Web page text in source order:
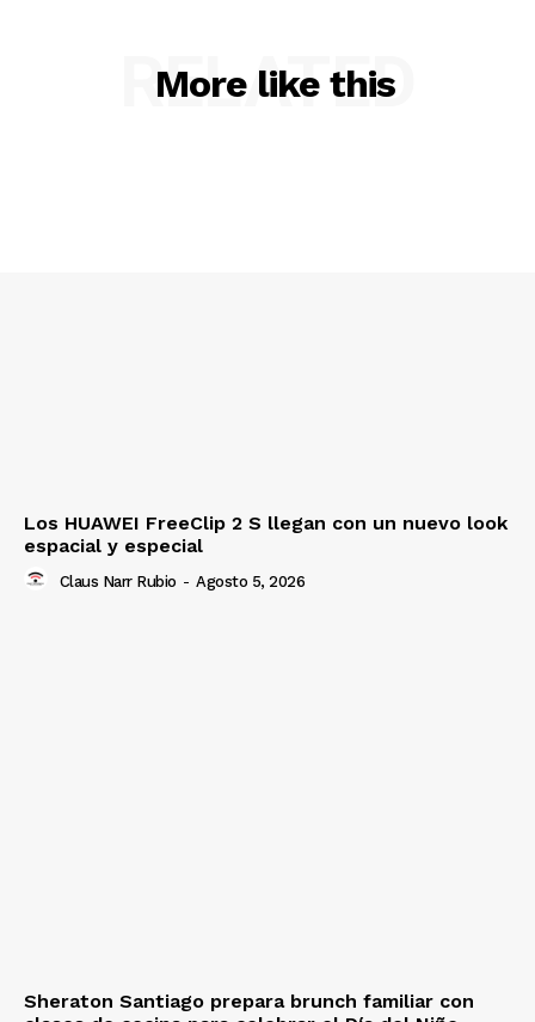
More like this
RELATED
Los HUAWEI FreeClip 2 S llegan con un nuevo look
espacial y especial
Claus Narr Rubio - Agosto 5, 2026
Sheraton Santiago prepara brunch familiar con